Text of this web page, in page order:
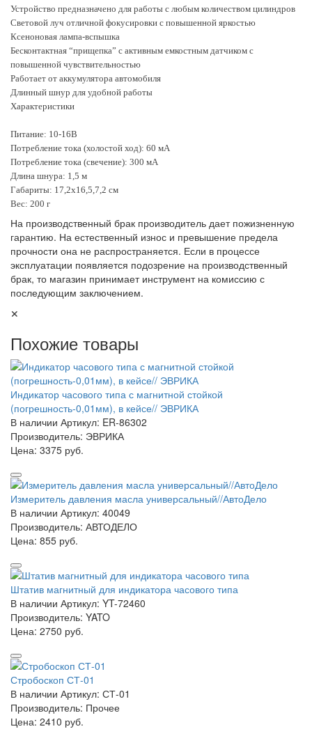
Устройство предназначено для работы с любым количеством цилиндров
Световой луч отличной фокусировки с повышенной яркостью
Ксеноновая лампа-вспышка
Бесконтактная “прищепка” с активным емкостным датчиком с
повышенной чувствительностью
Работает от аккумулятора автомобиля
Длинный шнур для удобной работы
Характеристики
Питание: 10-16В
Потребление тока (холостой ход): 60 мА
Потребление тока (свечение): 300 мА
Длина шнура: 1,5 м
Габариты: 17,2х16,5,7,2 см
Вес: 200 г
На производственный брак производитель дает пожизненную
гарантию. На естественный износ и превышение предела
прочности она не распространяется. Если в процессе
эксплуатации появляется подозрение на производственный
брак, то магазин принимает инструмент на комиссию с
последующим заключением.
✕
Похожие товары
Индикатор часового типа с магнитной стойкой
(погрешность-0,01мм), в кейсе// ЭВРИКА
В наличии Артикул: ER-86302
Производитель: ЭВРИКА
Цена: 3375 руб.
Измеритель давления масла универсальный//АвтоДело
В наличии Артикул: 40049
Производитель: АВТОДЕЛО
Цена: 855 руб.
Штатив магнитный для индикатора часового типа
В наличии Артикул: YT-72460
Производитель: YATO
Цена: 2750 руб.
Стробоскоп СТ-01
В наличии Артикул: СТ-01
Производитель: Прочее
Цена: 2410 руб.